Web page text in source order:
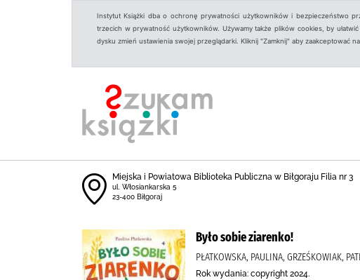
Instytut Książki dba o ochronę prywatności użytkowników i bezpieczeństwo
trzecich w prywatność użytkowników. Używamy także plików cookies, by
dysku zmień ustawienia swojej przeglądarki. Kliknij "Zamknij" aby zaakceptować
Miejska i Powiatowa Biblioteka Publiczna w Biłgoraju Filia nr 3
ul. Włosiankarska 5
23-400 Biłgoraj
Było sobie ziarenko!
PŁATKOWSKA, PAULINA, GRZEŚKOWIAK,
Rok wydania: copyright 2024.